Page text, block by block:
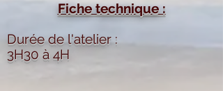
Fiche technique :
Durée de l'atelier :
3H30 à 4H